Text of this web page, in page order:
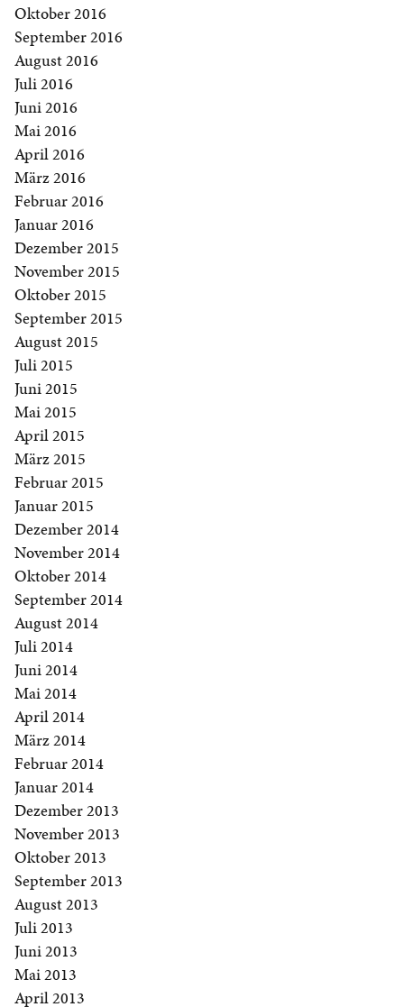
Oktober 2016
September 2016
August 2016
Juli 2016
Juni 2016
Mai 2016
April 2016
März 2016
Februar 2016
Januar 2016
Dezember 2015
November 2015
Oktober 2015
September 2015
August 2015
Juli 2015
Juni 2015
Mai 2015
April 2015
März 2015
Februar 2015
Januar 2015
Dezember 2014
November 2014
Oktober 2014
September 2014
August 2014
Juli 2014
Juni 2014
Mai 2014
April 2014
März 2014
Februar 2014
Januar 2014
Dezember 2013
November 2013
Oktober 2013
September 2013
August 2013
Juli 2013
Juni 2013
Mai 2013
April 2013